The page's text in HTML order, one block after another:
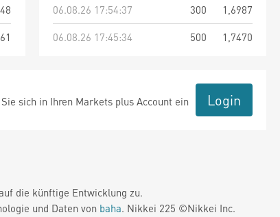
06.08.26 17:54:37
300
1,6987
06.08.26 17:45:34
500 1,7470
sich in Ihren Markets plus Account ein Login
die künftige Entwicklung zu.
und Daten von baha. Nikkei 225 ©Nikkei Inc.